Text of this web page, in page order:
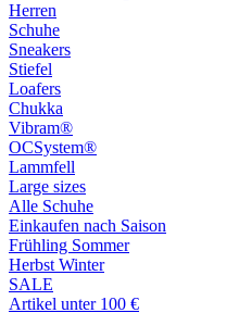
Herren
Schuhe
Sneakers
Stiefel
Loafers
Chukka
Vibram®
OCSystem®
Lammfell
Large sizes
Alle Schuhe
Einkaufen nach Saison
Frühling Sommer
Herbst Winter
SALE
Artikel unter 100 €